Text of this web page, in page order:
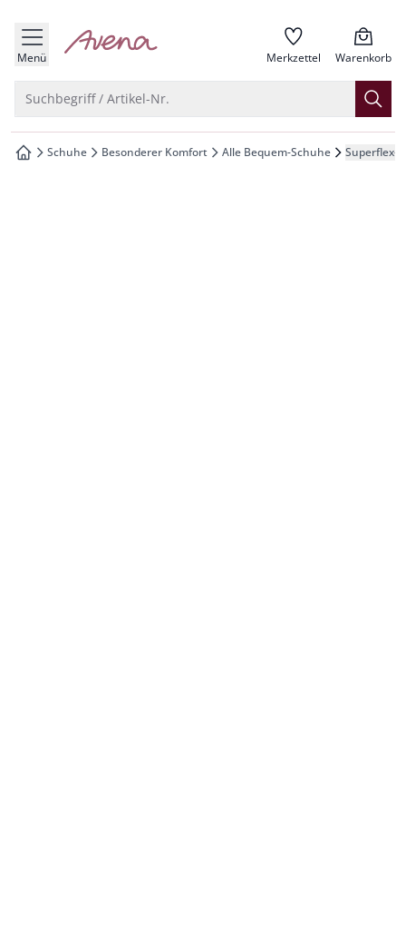
springen
springen
springen
springen
Menü zur Startseite Merkzettel Warenkorb
Suchbegriff / Artikel-Nr.
zur Startseite
Schuhe Besonderer Komfort Alle Bequem-Schuhe Superflex-